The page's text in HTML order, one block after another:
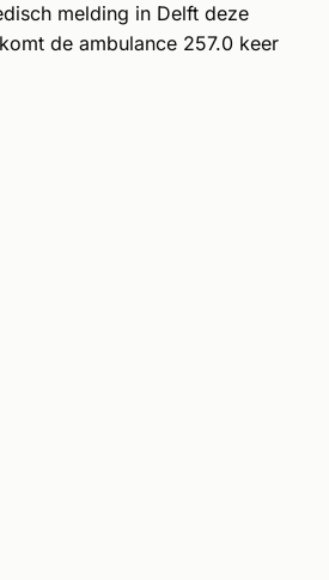
melding in Delft deze
de ambulance 257.0 keer